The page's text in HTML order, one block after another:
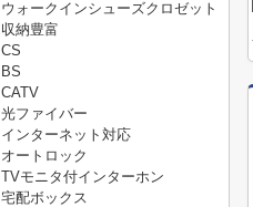
ウォークインシューズクロゼット
収納豊富
CS
BS
CATV
光ファイバー
インターネット対応
オートロック
TVモニタ付インターホン
宅配ボックス